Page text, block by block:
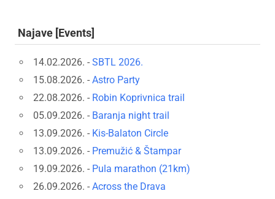
Najave [Events]
14.02.2026. - SBTL 2026.
15.08.2026. - Astro Party
22.08.2026. - Robin Koprivnica trail
05.09.2026. - Baranja night trail
13.09.2026. - Kis-Balaton Circle
13.09.2026. - Premužić & Štampar
19.09.2026. - Pula marathon (21km)
26.09.2026. - Across the Drava